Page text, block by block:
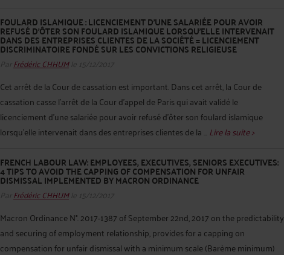
FOULARD ISLAMIQUE : LICENCIEMENT D’UNE SALARIÉE POUR AVOIR
REFUSÉ D'ÔTER SON FOULARD ISLAMIQUE LORSQU'ELLE INTERVENAIT
DANS DES ENTREPRISES CLIENTES DE LA SOCIÉTÉ = LICENCIEMENT
DISCRIMINATOIRE FONDÉ SUR LES CONVICTIONS RELIGIEUSE
Par Frédéric CHHUMle 15/12/2017
Cet arrêt de la Cour de cassation est important. Dans cet arrêt, la Cour de
cassation casse l’arrêt de la Cour d’appel de Paris qui avait validé le
licenciement d’une salariée pour avoir refusé d'ôter son foulard islamique
lorsqu'elle intervenait dans des entreprises clientes de la ...Lire la suite >
FRENCH LABOUR LAW: EMPLOYEES, EXECUTIVES, SENIORS EXECUTIVES:
4 TIPS TO AVOID THE CAPPING OF COMPENSATION FOR UNFAIR
DISMISSAL IMPLEMENTED BY MACRON ORDINANCE
Par Frédéric CHHUMle 15/12/2017
Macron Ordinance N°. 2017-1387 of September 22nd, 2017 on the predictability
and securing of employment relationship, provides for a capping on
compensation for unfair dismissal with a minimum scale (Barème minimum)